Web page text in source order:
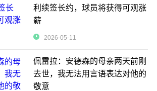
利续签长约，球员将获得可观涨
薪
2026-05-11
佩雷拉：安德森的母亲两天前刚
去世，我无法用言语表达对他的
敬意